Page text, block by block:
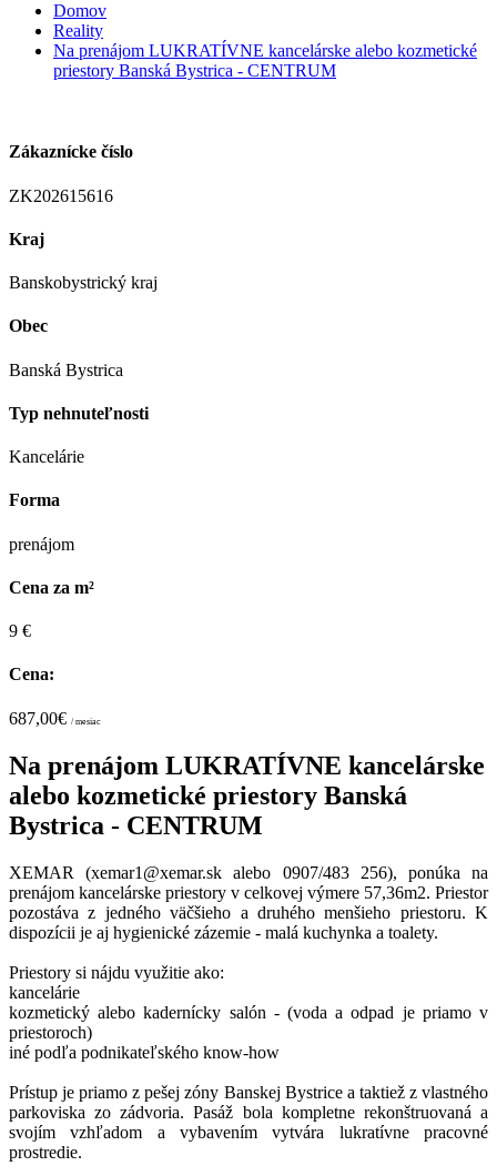
Domov
Reality
Na prenájom LUKRATÍVNE kancelárske alebo kozmetické
priestory Banská Bystrica - CENTRUM
Zákaznícke číslo
ZK202615616
Kraj
Banskobystrický kraj
Obec
Banská Bystrica
Typ nehnuteľnosti
Kancelárie
Forma
prenájom
Cena za m²
9 €
Cena:
687,00€ / mesiac
Na prenájom LUKRATÍVNE kancelárske
alebo kozmetické priestory Banská
Bystrica - CENTRUM
XEMAR (xemar1@xemar.sk alebo 0907/483 256), ponúka na
prenájom kancelárske priestory v celkovej výmere 57,36m2. Priestor
pozostáva z jedného väčšieho a druhého menšieho priestoru. K
dispozícii je aj hygienické zázemie - malá kuchynka a toalety.
Priestory si nájdu využitie ako:
kancelárie
kozmetický alebo kadernícky salón - (voda a odpad je priamo v
priestoroch)
iné podľa podnikateľského know-how
Prístup je priamo z pešej zóny Banskej Bystrice a taktiež z vlastného
parkoviska zo zádvoria. Pasáž bola kompletne rekonštruovaná a
svojím vzhľadom a vybavením vytvára lukratívne pracovné
prostredie.